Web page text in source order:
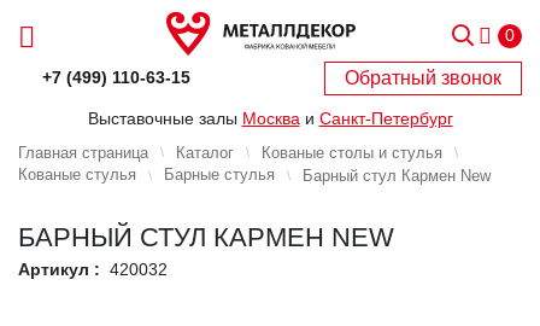
0
+7 (499) 110-63-15 Обратный звонок
Выставочные залы Москва и Санкт-Петербург
Главная страница Каталог
Кованые столы и стулья
Кованые стулья
Барные стулья Барный стул Кармен New
БАРНЫЙ СТУЛ КАРМЕН NEW
Артикул : 420032